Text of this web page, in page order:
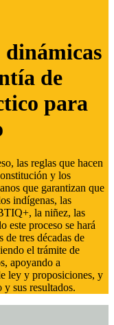
de
para
las reglas que hacen
y los
que garantizan que
indígenas, las
la niñez, las
este proceso se hará
de tres décadas de
el trámite de
apoyando a
ley y proposiciones, y
sus resultados.